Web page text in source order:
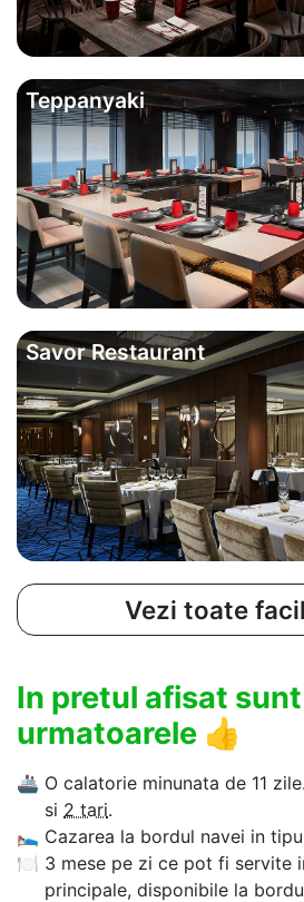
Teppanyaki
Savor Restaurant
Vezi toate
In pretul afisat
urmatoarele 👍
🚢 O calatorie minunata de 11
si 2 tari.
🛌 Cazarea la bordul navei in
🍽 3 mese pe zi ce pot fi servite
principale, disponibile la